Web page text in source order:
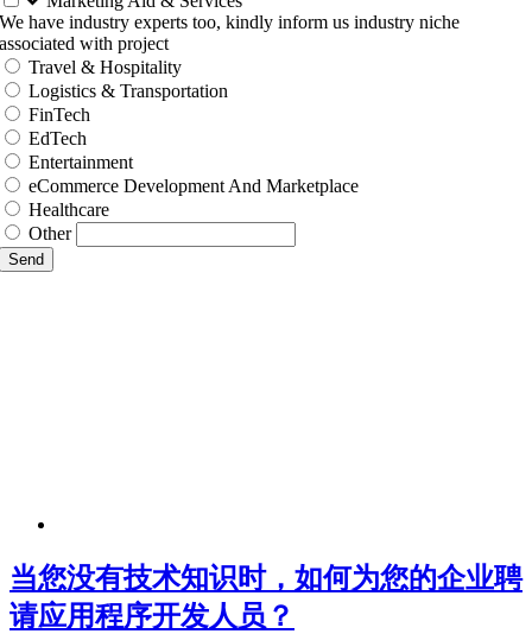
We have industry experts too, kindly inform us industry niche
associated with project
Travel & Hospitality
Logistics & Transportation
FinTech
EdTech
Entertainment
eCommerce Development And Marketplace
Healthcare
Other
Send
当您没有技术知识时，如何为您的企业聘
请应用程序开发人员？